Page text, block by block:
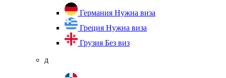
Германия Нужна виза
Греция Нужна виза
Грузия Без виз
д